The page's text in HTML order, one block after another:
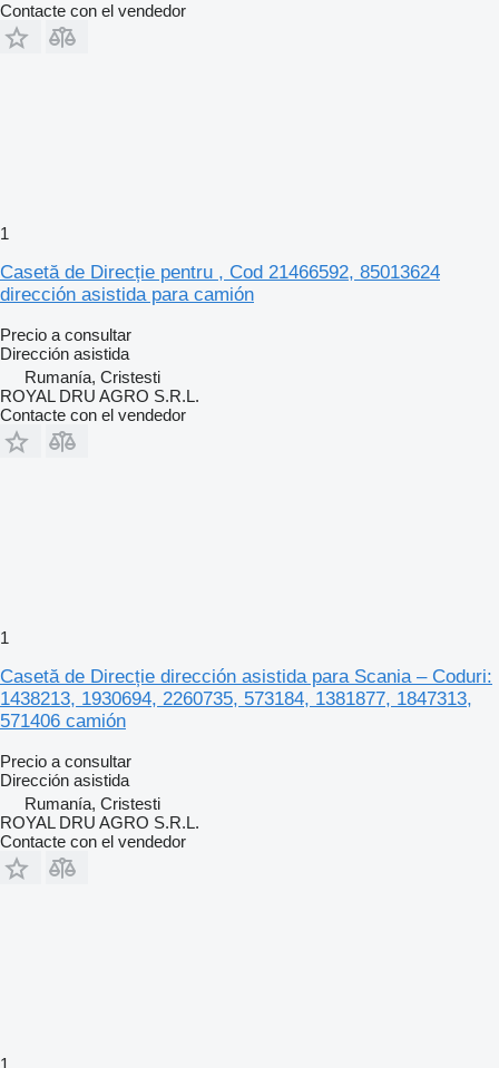
Contacte con el vendedor
1
Casetă de Direcție pentru , Cod 21466592, 85013624
dirección asistida para camión
Precio a consultar
Dirección asistida
Rumanía, Cristesti
ROYAL DRU AGRO S.R.L.
Contacte con el vendedor
1
Casetă de Direcție dirección asistida para Scania – Coduri:
1438213, 1930694, 2260735, 573184, 1381877, 1847313,
571406 camión
Precio a consultar
Dirección asistida
Rumanía, Cristesti
ROYAL DRU AGRO S.R.L.
Contacte con el vendedor
1